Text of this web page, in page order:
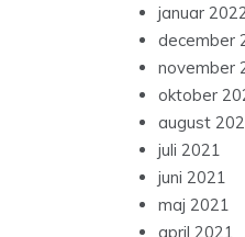
januar
december
november
oktober
august
juli 2021
juni 2021
maj 2021
april 2021